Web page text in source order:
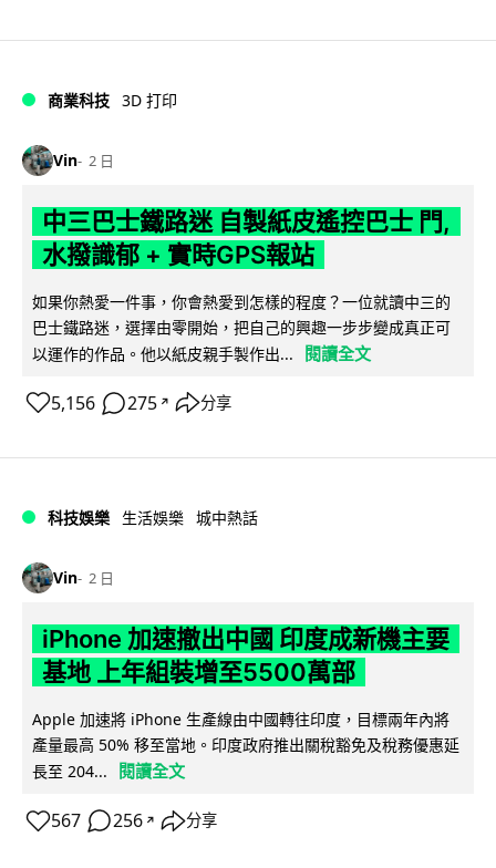
商業科技 3D 打印
Vin 2 日
中三巴士鐵路迷 自製紙皮遙控巴士 門,
水撥識郁 + 實時GPS報站
如果你熱愛一件事，你會熱愛到怎樣的程度？一位就讀中三的
巴士鐵路迷，選擇由零開始，把自己的興趣一步步變成真正可
以運作的作品。他以紙皮親手製作出...
閱讀全文
5,156 275 ↗ 分享
科技娛樂 生活娛樂 城中熱話
Vin 2 日
iPhone 加速撤出中國 印度成新機主要
基地 上年組裝增至5500萬部
Apple 加速將 iPhone 生產線由中國轉往印度，目標兩年內將
產量最高 50% 移至當地。印度政府推出關稅豁免及稅務優惠延
長至 204...
閱讀全文
567 256 ↗ 分享